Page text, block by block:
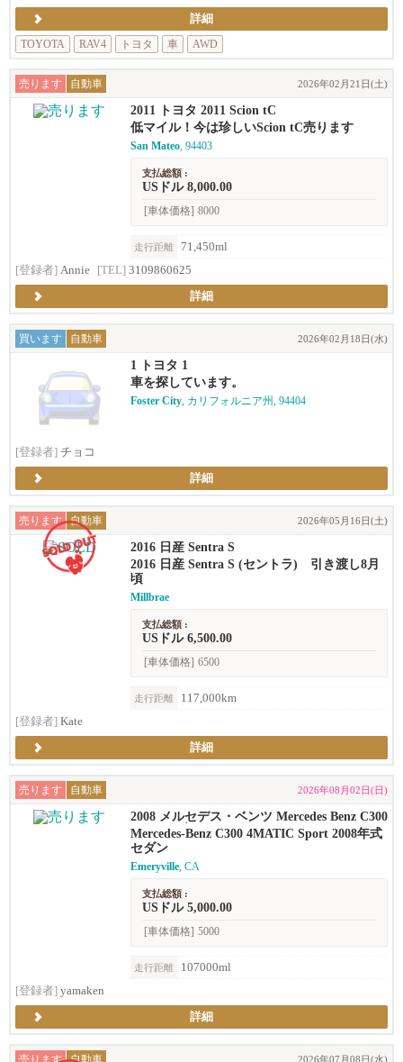
詳細
TOYOTA
RAV4 トヨタ 車 AWD
売ります 自動車 2026年02月21日(土)
2011 トヨタ 2011 Scion tC
低マイル！今は珍しいScion tC売ります
San Mateo, 94403
支払総額 :
USドル 8,000.00
[車体価格] 8000
走行距離
71,450ml
[登録者] Annie [TEL] 3109860625
詳細
買います 自動車 2026年02月18日(水)
1 トヨタ 1
車を探しています。
Foster City, カリフォルニア州, 94404
[登録者] チョコ
詳細
売ります 自動車 2026年05月16日(土)
2016 日産 Sentra S
2016 日産 Sentra S (セントラ) 引き渡し8月
頃
Millbrae
支払総額 :
USドル 6,500.00
[車体価格] 6500
走行距離
117,000km
[登録者] Kate
詳細
売ります 自動車 2026年08月02日(日)
2008 メルセデス・ベンツ Mercedes Benz C300
sport セダン
Mercedes-Benz C300 4MATIC Sport 2008年式
セダン
Emeryville, CA
支払総額 :
USドル 5,000.00
[車体価格] 5000
走行距離
107000ml
[登録者] yamaken
詳細
売ります 自動車 2026年07月08日(水)